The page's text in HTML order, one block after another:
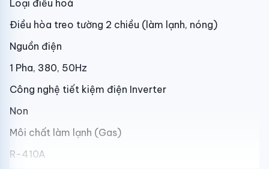
Loại điều hoà
Điều hòa treo tường 2 chiều (làm lạnh, nóng)
Nguồn điện
1 Pha, 380, 50Hz
Công nghệ tiết kiệm điện Inverter
Non
Môi chất làm lạnh (Gas)
R-410A